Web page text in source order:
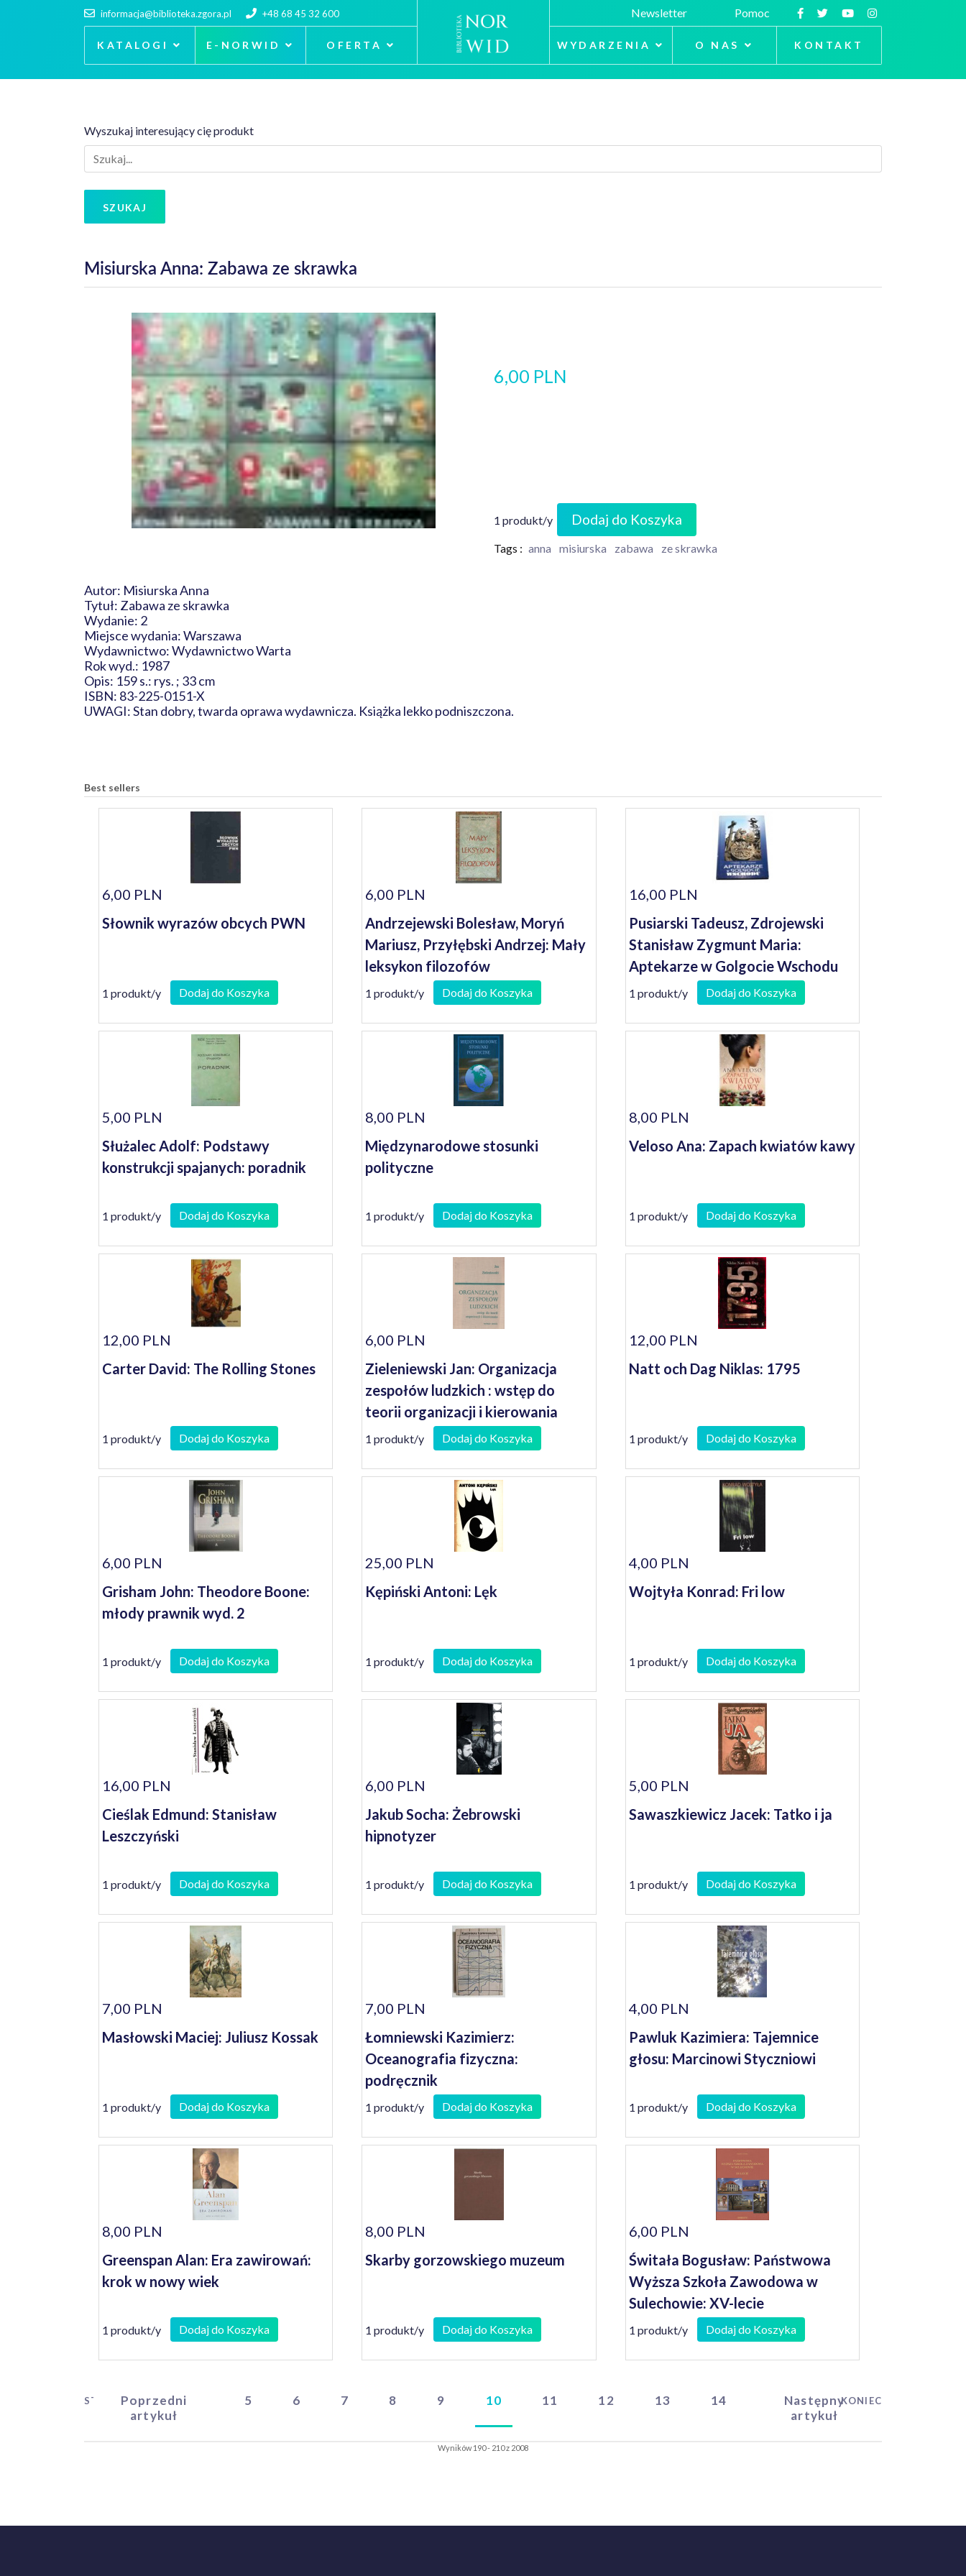
informacja@biblioteka.zgora.pl +48 68 45 32 600
KATALOGI E-NORWID OFERTA
Newsletter Pomoc
WYDARZENIA O NAS KONTAKT
Wyszukaj interesujący cię produkt
SZUKAJ
Misiurska Anna: Zabawa ze skrawka
6,00 PLN
1 produkt/y Dodaj do Koszyka
Tags : anna misiurska zabawa ze skrawka
Autor: Misiurska Anna
Tytuł: Zabawa ze skrawka
Wydanie: 2
Miejsce wydania: Warszawa
Wydawnictwo: Wydawnictwo Warta
Rok wyd.: 1987
Opis: 159 s.: rys. ; 33 cm
ISBN: 83-225-0151-X
UWAGI: Stan dobry, twarda oprawa wydawnicza. Książka lekko podniszczona.
Best sellers
6,00 PLN
Słownik wyrazów obcych PWN
1 produkt/y Dodaj do Koszyka
6,00 PLN
Andrzejewski Bolesław, Moryń
Mariusz, Przyłębski Andrzej: Mały
leksykon filozofów
1 produkt/y Dodaj do Koszyka
16,00 PLN
Pusiarski Tadeusz, Zdrojewski
Stanisław Zygmunt Maria:
Aptekarze w Golgocie Wschodu
1 produkt/y Dodaj do Koszyka
5,00 PLN
Służalec Adolf: Podstawy
konstrukcji spajanych: poradnik
1 produkt/y Dodaj do Koszyka
8,00 PLN
Międzynarodowe stosunki
polityczne
1 produkt/y Dodaj do Koszyka
8,00 PLN
Veloso Ana: Zapach kwiatów kawy
1 produkt/y Dodaj do Koszyka
12,00 PLN
Carter David: The Rolling Stones
1 produkt/y Dodaj do Koszyka
6,00 PLN
Zieleniewski Jan: Organizacja
zespołów ludzkich : wstęp do
teorii organizacji i kierowania
1 produkt/y Dodaj do Koszyka
12,00 PLN
Natt och Dag Niklas: 1795
1 produkt/y Dodaj do Koszyka
6,00 PLN
Grisham John: Theodore Boone:
młody prawnik wyd. 2
1 produkt/y Dodaj do Koszyka
25,00 PLN
Kępiński Antoni: Lęk
1 produkt/y Dodaj do Koszyka
4,00 PLN
Wojtyła Konrad: Fri low
1 produkt/y Dodaj do Koszyka
16,00 PLN
Cieślak Edmund: Stanisław
Leszczyński
1 produkt/y Dodaj do Koszyka
6,00 PLN
Jakub Socha: Żebrowski
hipnotyzer
1 produkt/y Dodaj do Koszyka
5,00 PLN
Sawaszkiewicz Jacek: Tatko i ja
1 produkt/y Dodaj do Koszyka
7,00 PLN
Masłowski Maciej: Juliusz Kossak
1 produkt/y Dodaj do Koszyka
7,00 PLN
Łomniewski Kazimierz:
Oceanografia fizyczna:
podręcznik
1 produkt/y Dodaj do Koszyka
4,00 PLN
Pawluk Kazimiera: Tajemnice
głosu: Marcinowi Styczniowi
1 produkt/y Dodaj do Koszyka
8,00 PLN
Greenspan Alan: Era zawirowań:
krok w nowy wiek
1 produkt/y Dodaj do Koszyka
8,00 PLN
Skarby gorzowskiego muzeum
1 produkt/y Dodaj do Koszyka
6,00 PLN
Świtała Bogusław: Państwowa
Wyższa Szkoła Zawodowa w
Sulechowie: XV-lecie
1 produkt/y Dodaj do Koszyka
START
Poprzedni
artykuł
5 6 7 8 9 10 11 12 13 14
Następny
artykuł
KONIEC
Wyników 190 - 210 z 2008